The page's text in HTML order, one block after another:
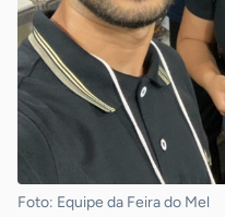
Foto: Equipe da Feira do Mel